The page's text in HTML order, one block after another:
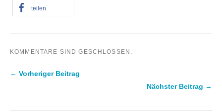
teilen
KOMMENTARE SIND GESCHLOSSEN.
← Vorheriger Beitrag
Nächster Beitrag →